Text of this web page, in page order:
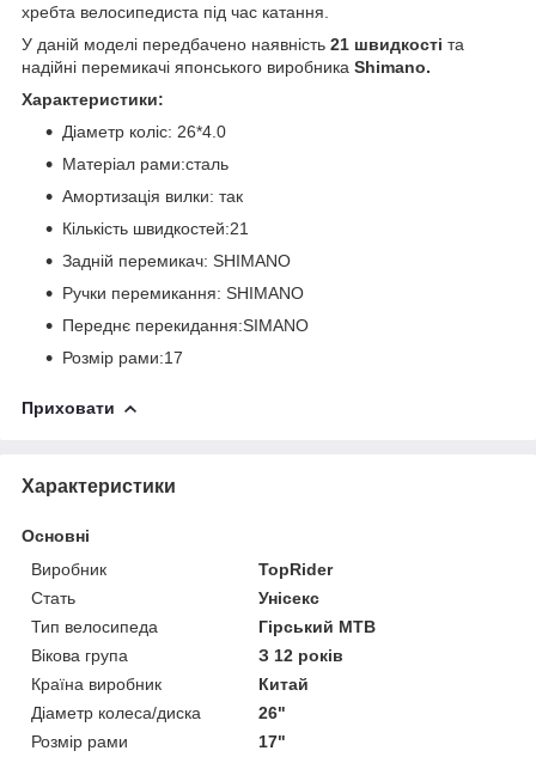
хребта велосипедиста під час катання.
У даній моделі передбачено наявність 21 швидкості та
надійні перемикачі японського виробника Shimano.
Характеристики:
Діаметр коліс: 26*4.0
Матеріал рами:сталь
Амортизація вилки: так
Кількість швидкостей:21
Задній перемикач: SHIMANO
Ручки перемикання: SHIMANO
Переднє перекидання:SIMANO
Розмір рами:17
Приховати
Характеристики
Основні
Виробник
TopRider
Стать
Унісекс
Тип велосипеда
Гірський MTB
Вікова група
З 12 років
Країна виробник
Китай
Діаметр колеса/диска
26"
Розмір рами
17"